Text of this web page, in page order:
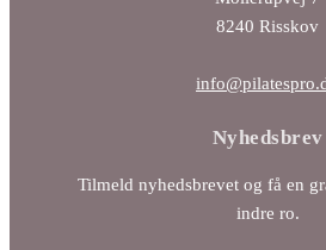
8240 Risskov
Nyhedsbrev
Tilmeld nyhedsbrevet og få en
indre ro.